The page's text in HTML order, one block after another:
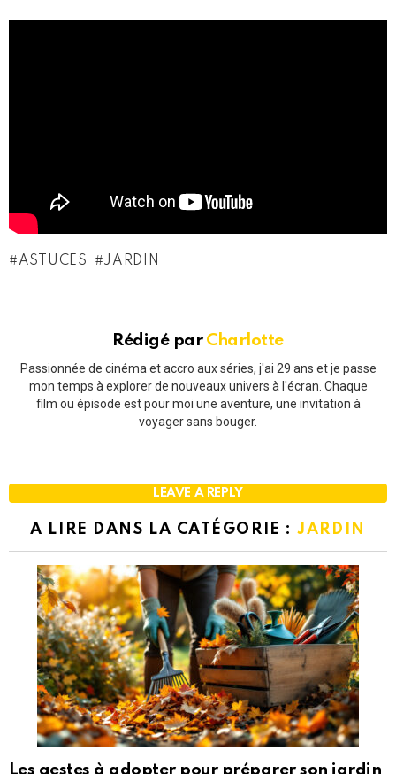
ASTUCES JARDIN
Rédigé par Charlotte
Passionnée de cinéma et accro aux séries, j'ai 29 ans et je passe
mon temps à explorer de nouveaux univers à l'écran. Chaque
film ou épisode est pour moi une aventure, une invitation à
voyager sans bouger.
LEAVE A REPLY
A LIRE DANS LA CATÉGORIE :JARDIN
Les gestes à adopter pour préparer son jardin